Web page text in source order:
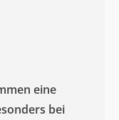
eine
bei